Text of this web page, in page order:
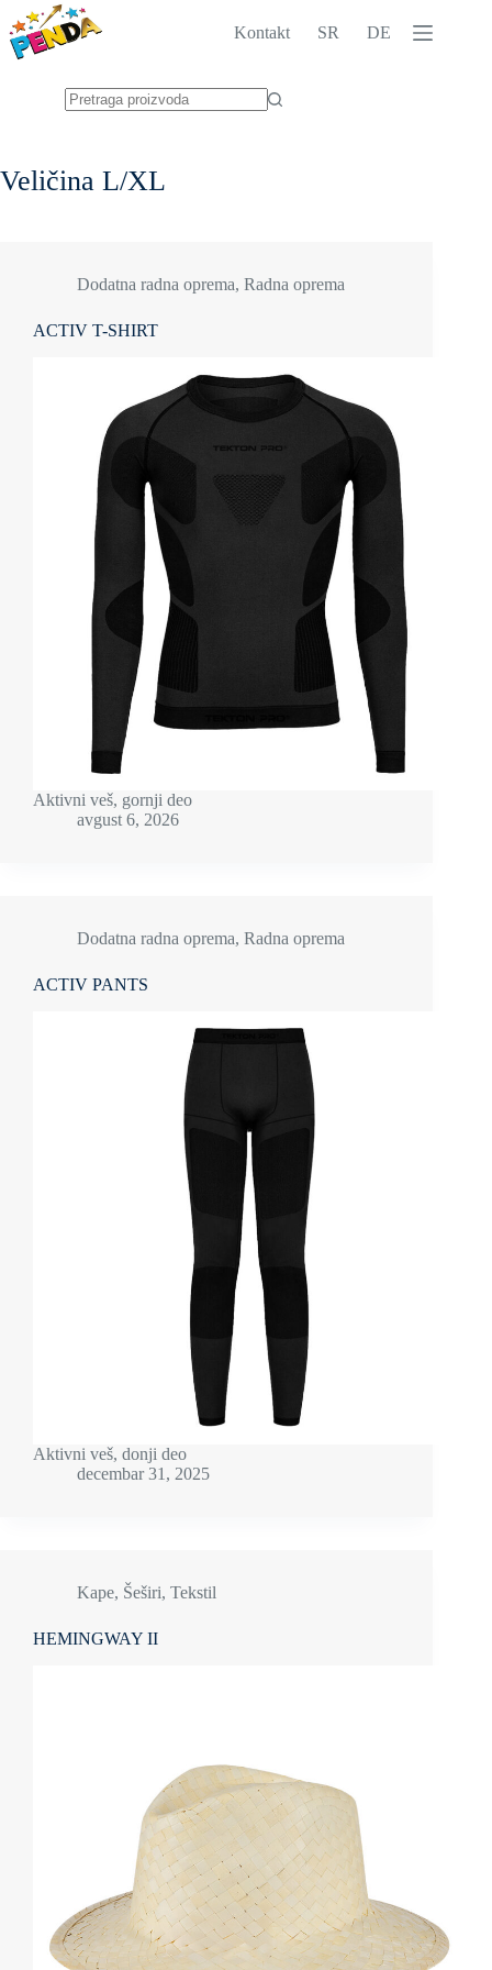
to
content
Kontakt SR DE
Veličina L/XL
Dodatna radna oprema, Radna oprema
ACTIV T-SHIRT
Aktivni veš, gornji deo
avgust 6, 2026
Dodatna radna oprema, Radna oprema
ACTIV PANTS
Aktivni veš, donji deo
decembar 31, 2025
Kape, Šeširi, Tekstil
HEMINGWAY II